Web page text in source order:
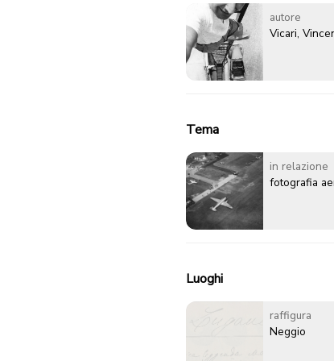
autore
Vicari,
Tema
in relazione
fotografia
Luoghi
raffigura
Neggio